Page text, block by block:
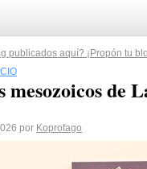
publicados aquí? ¡Propón tu
de
por Koprofago